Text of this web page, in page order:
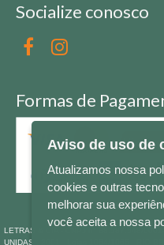
Socialize conosco
Formas de
LETRAS & CIA - CNPJ n° 88.587.548/
UNIDAS , 2001 - Lojas 1064/1065 - RIO
Aviso de uso de
Atualizamos nossa
cookies e outras
melhorar sua
você aceita a nossa